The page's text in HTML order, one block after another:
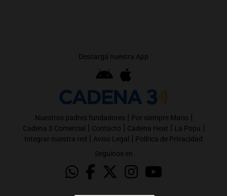
Descargá nuestra App
Nuestros padres fundadores | Por siempre Mario |
Cadena 3 Comercial | Contacto | Cadena Heat | La Popu |
Integrar nuestra red | Aviso Legal | Política de Privacidad
Seguinos en